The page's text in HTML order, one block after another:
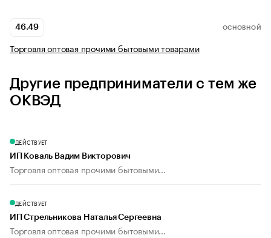
46.49 ОСНОВНОЙ
Торговля оптовая прочими бытовыми товарами
Другие предприниматели с тем же
ОКВЭД
ДЕЙСТВУЕТ
ИП Коваль Вадим Викторович
Торговля оптовая прочими бытовыми...
ДЕЙСТВУЕТ
ИП Стрельникова Наталья Сергеевна
Торговля оптовая прочими бытовыми...